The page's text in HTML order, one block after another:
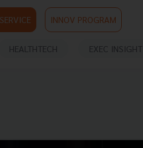
INNOV PROGRAM
HEALTHTECH EXEC INSIGHT